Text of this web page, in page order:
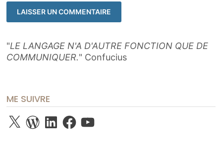
"LE LANGAGE N'A D'AUTRE FONCTION QUE DE
COMMUNIQUER." Confucius
ME SUIVRE
X WordPress
LinkedInFacebook
YouTube